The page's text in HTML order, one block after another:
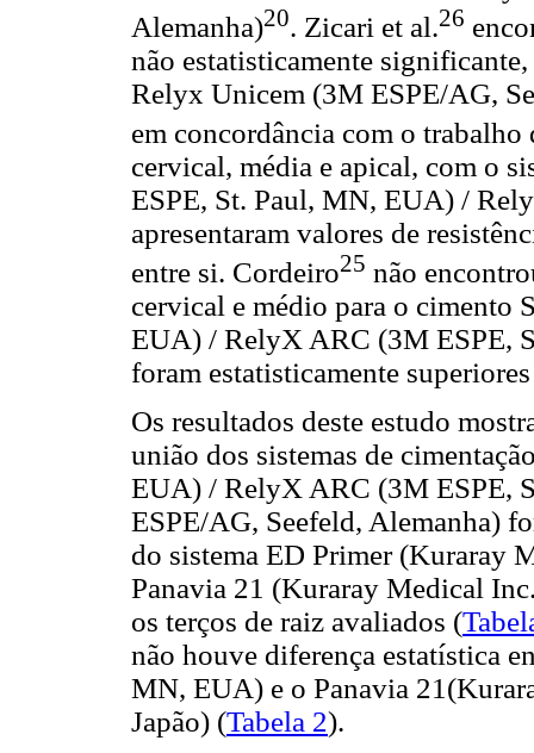
Alemanha)20. Zicari et al.26
não estatisticamente
Relyx Unicem (3M ESPE/AG,
em concordância com o
cervical, média e apical, com o
ESPE, St. Paul, MN, EUA) /
apresentaram valores de
entre si. Cordeiro25 não
cervical e médio para o cimento
EUA) / RelyX ARC (3M ESPE,
foram estatisticamente
Os resultados deste estudo
união dos sistemas de
EUA) / RelyX ARC (3M ESPE,
ESPE/AG, Seefeld, Alemanha)
do sistema ED Primer (Kuraray
Panavia 21 (Kuraray Medical
os terços de raiz avaliados (
não houve diferença estatística
MN, EUA) e o Panavia
Japão) (Tabela 2).